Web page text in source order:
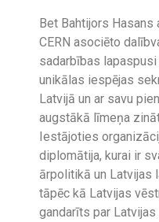
Bet Bahtijors Hasans
CERN asociēto
sadarbības lapaspusi
unikālas iespējas
Latvijā un ar savu
augstākā līmeņa
Iestājoties
diplomātija, kurai ir
ārpolitikā un Latvijas
tāpēc kā Latvijas
gandarīts par